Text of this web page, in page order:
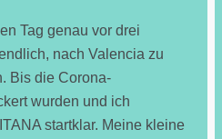
Tag genau vor drei
nach Valencia zu
Bis die Corona-
wurden und ich
startklar. Meine kleine